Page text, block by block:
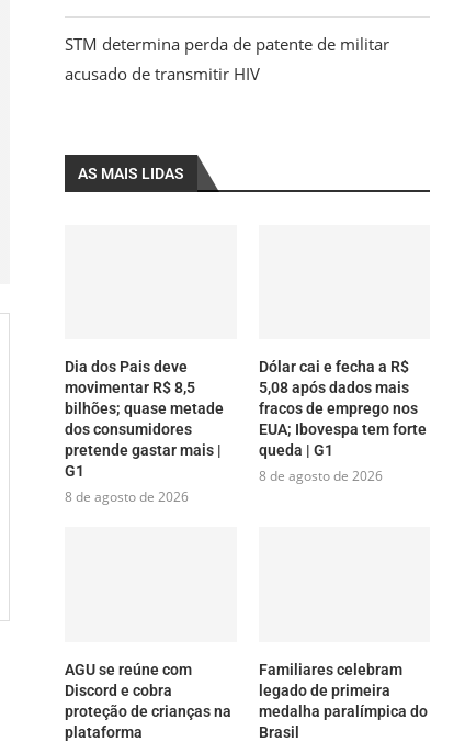
STM determina perda de patente de militar
acusado de transmitir HIV
AS MAIS LIDAS
Dia dos Pais deve
movimentar R$ 8,5
bilhões; quase metade
dos consumidores
pretende gastar mais |
G1
8 de agosto de 2026
Dólar cai e fecha a R$
5,08 após dados mais
fracos de emprego nos
EUA; Ibovespa tem forte
queda | G1
8 de agosto de 2026
AGU se reúne com
Discord e cobra
proteção de crianças na
plataforma
Familiares celebram
legado de primeira
medalha paralímpica do
Brasil